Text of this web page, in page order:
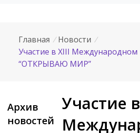
Главная / Новости /
Участие в ХIII Международном
“ОТКРЫВАЮ МИР”
Архив
новостей
Участие